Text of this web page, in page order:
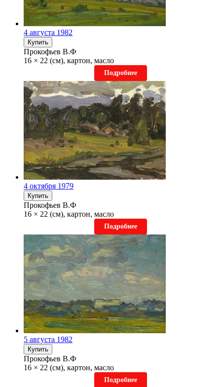
4 августа 1982
Купить
Прокофьев В.Ф
16 × 22 (см), картон, масло
Подробнее
4 октября 1979
Купить
Прокофьев В.Ф
16 × 22 (см), картон, масло
Подробнее
5 августа 1982
Купить
Прокофьев В.Ф
16 × 22 (см), картон, масло
Подробнее